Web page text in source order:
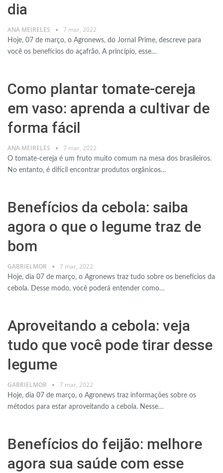
dia
ANA MEIRELES 7 mar, 2022
Hoje, 07 de março, o Agronews, do Jornal Prime, descreve para
você os benefícios do açafrão. A princípio, esse…
Como plantar tomate-cereja
em vaso: aprenda a cultivar de
forma fácil
ANA MEIRELES 7 mar, 2022
O tomate-cereja é um fruto muito comum na mesa dos brasileiros.
No entanto, é difícil encontrar produtos orgânicos…
Benefícios da cebola: saiba
agora o que o legume traz de
bom
GABRIELMOR 7 mar, 2022
Hoje, dia 07 de março, o Agronews traz tudo sobre os benefícios da
cebola. Desse modo, você poderá entender como…
Aproveitando a cebola: veja
tudo que você pode tirar desse
legume
GABRIELMOR 7 mar, 2022
Hoje, dia 07 de março, o Agronews traz informações sobre os
métodos para estar aproveitando a cebola. Nesse…
Benefícios do feijão: melhore
agora sua saúde com esse